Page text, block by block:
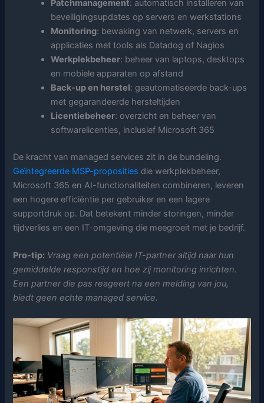
Patchmanagement: automatisch installeren van
beveiligingsupdates op servers en werkstations
Monitoring: bewaking van netwerk, servers en
applicaties met tools als Datadog of Nagios
Werkplekbeheer: beheer van laptops, desktops
en mobiele apparaten op afstand
Back-up en herstel: geautomatiseerde back-ups
met gegarandeerde hersteltijden
Licentiebeheer: overzicht en beheer van
softwarelicenties, inclusief Microsoft 365
De kracht van managed services zit in de bundeling.
Geïntegreerde MSP-proposities die werkplekbeheer,
Microsoft 365 en AI-functionaliteiten combineren, leveren
een hogere efficiëntie per gebruiker en een lagere
supportdruk op. Dat betekent minder storingen, minder
tijdverlies en een IT-omgeving die meegroeit met je bedrijf.
Pro-tip: Vraag een potentiële IT-partner altijd naar hun
gemiddelde responstijd en hoe zij monitoring inrichten.
Een partner die pas reageert na een melding van jou,
biedt geen echte managed service.